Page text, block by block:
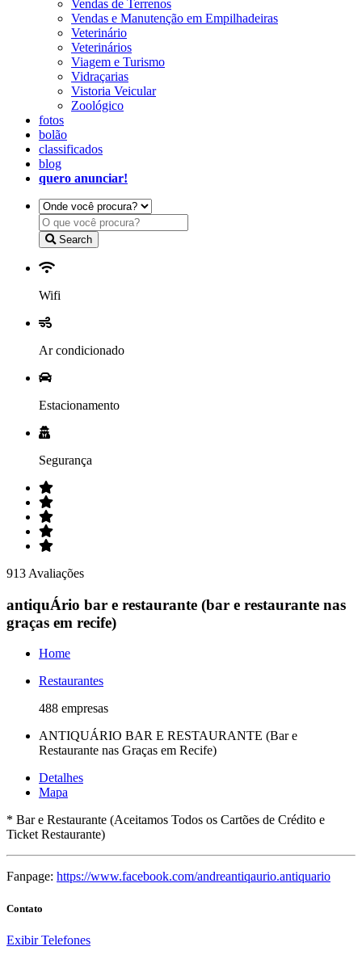
Vendas de Terrenos
Vendas e Manutenção em Empilhadeiras
Veterinário
Veterinários
Viagem e Turismo
Vidraçarias
Vistoria Veicular
Zoológico
fotos
bolão
classificados
blog
quero anunciar!
Search
Wifi
Ar condicionado
Estacionamento
Segurança
913 Avaliações
antiquÁrio bar e restaurante (bar e restaurante nas
graças em recife)
Home
Restaurantes
488 empresas
ANTIQUÁRIO BAR E RESTAURANTE (Bar e
Restaurante nas Graças em Recife)
Detalhes
Mapa
* Bar e Restaurante (Aceitamos Todos os Cartões de Crédito e
Ticket Restaurante)
Fanpage: https://www.facebook.com/andreantiqaurio.antiquario
Contato
Exibir Telefones